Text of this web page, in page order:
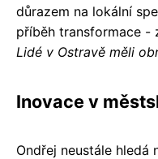
důrazem na lokální
příběh transformace -
Lidé v Ostravě měli
Inovace v
Ondřej neustále hledá